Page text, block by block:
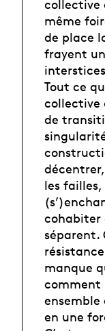
collective
même
de place
frayent
Tout ce
collective
de
les
cohabiter
séparent.
manque
comment
en une